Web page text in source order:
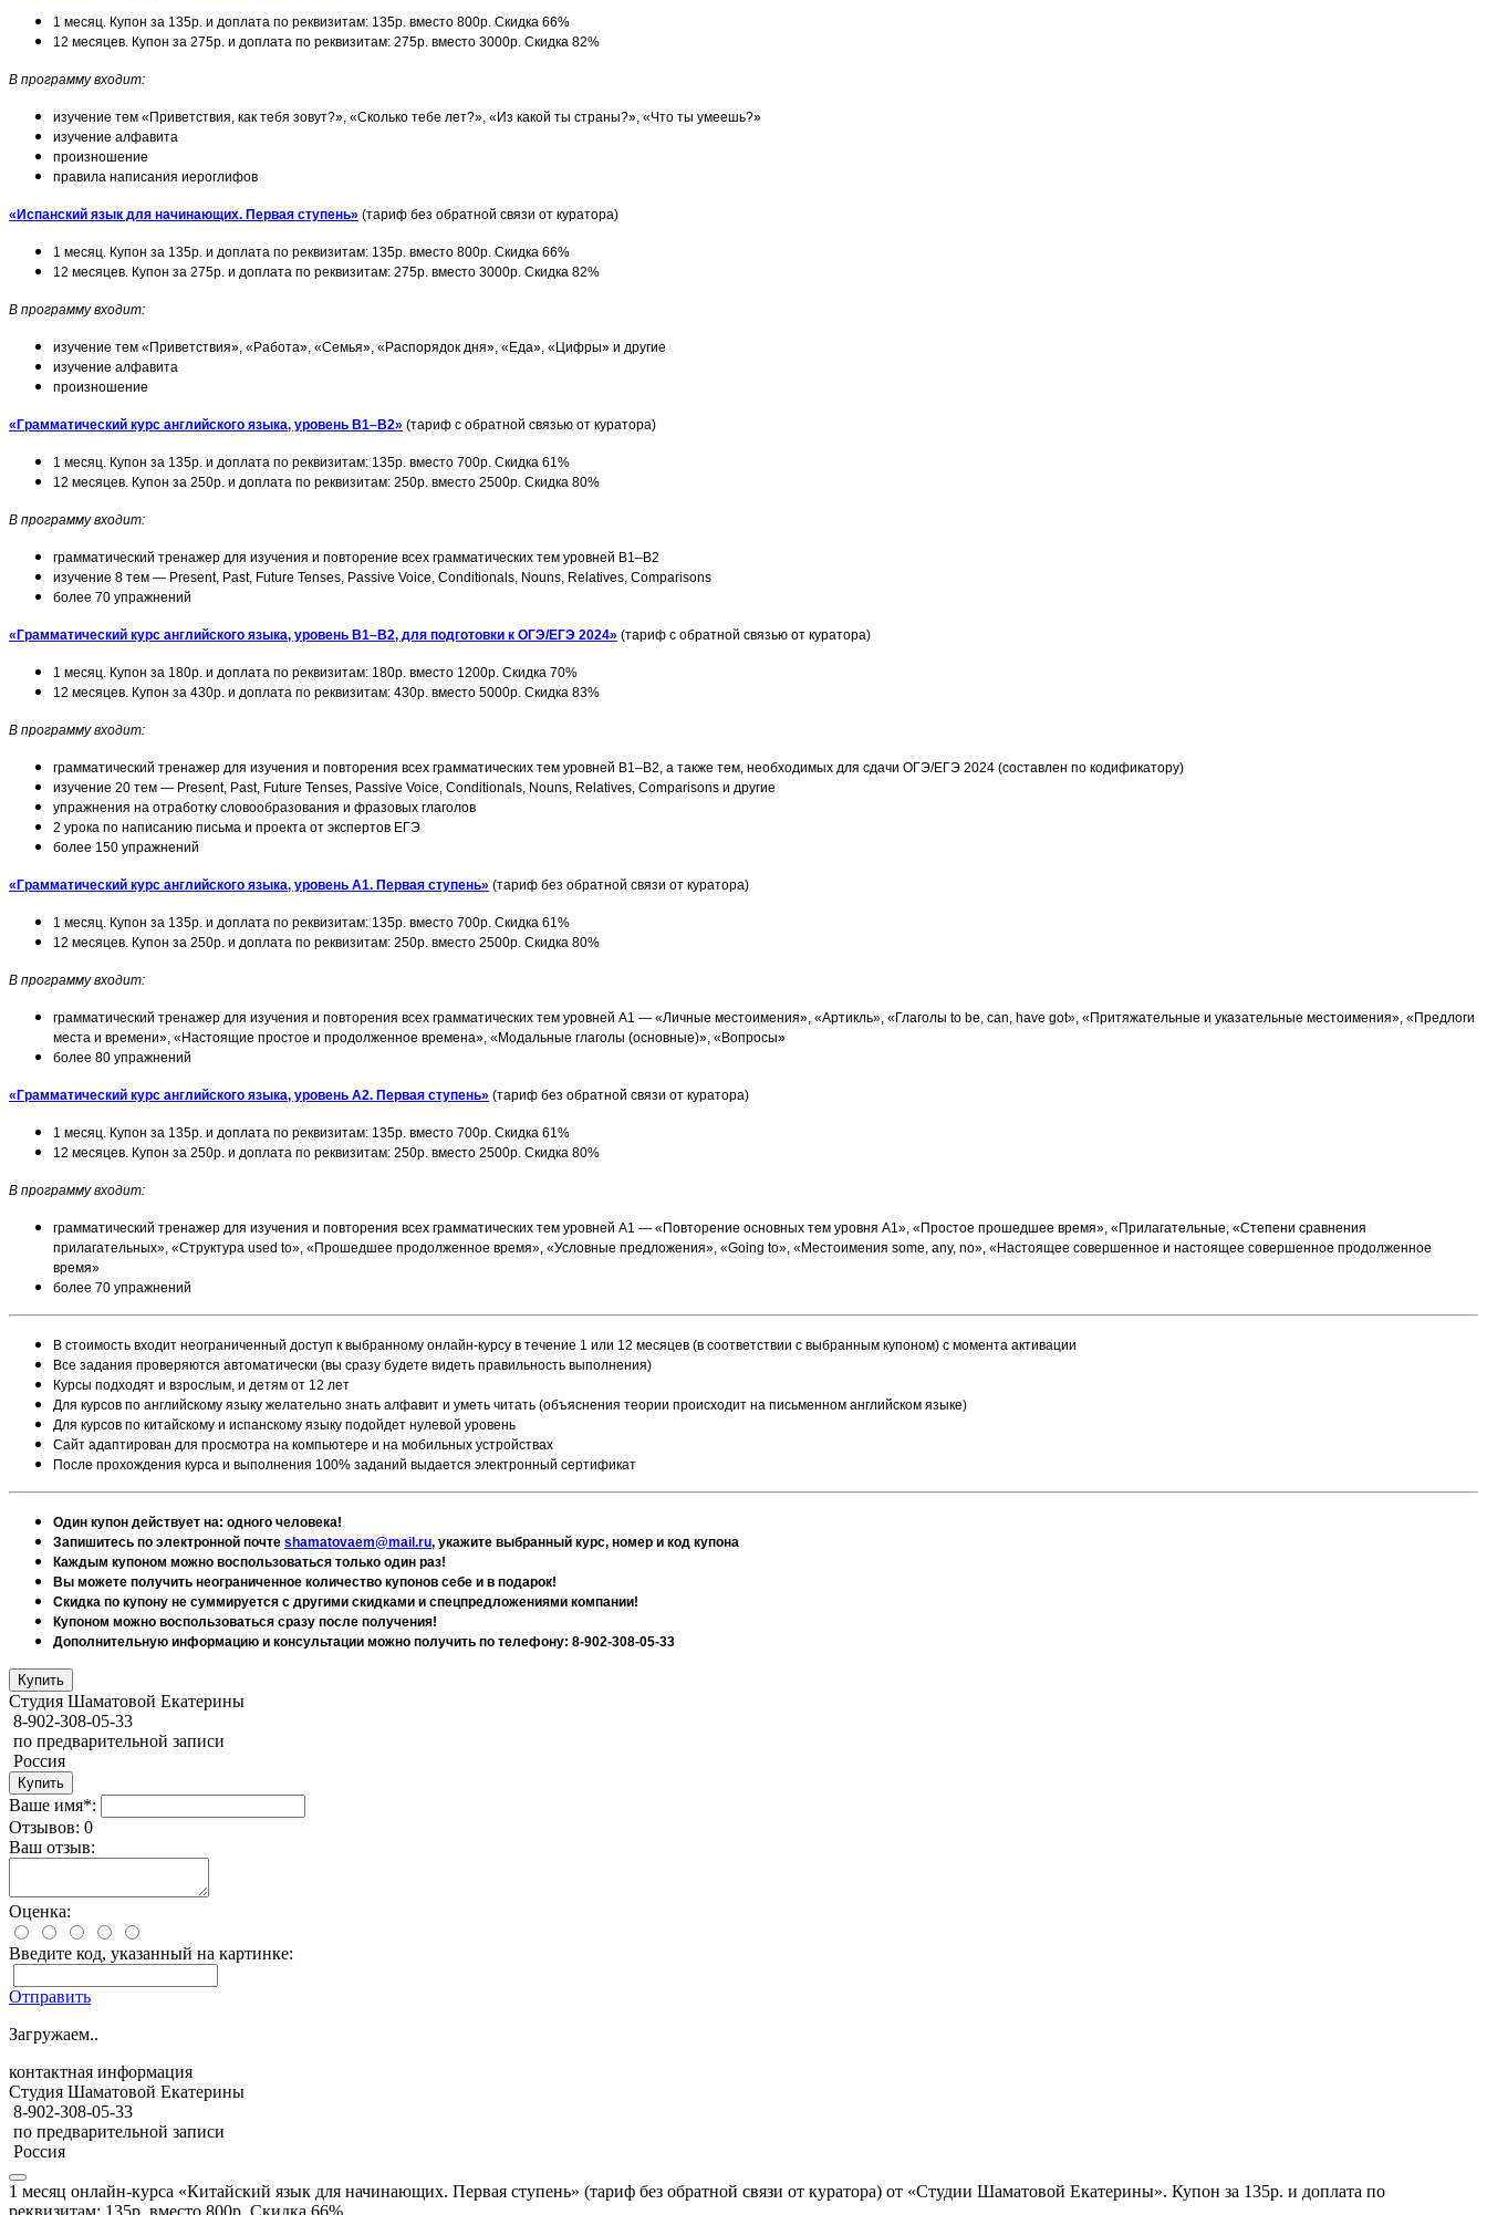
1 месяц. Купон за 135р. и доплата по реквизитам: 135р. вместо 800р. Скидка 66%
12 месяцев. Купон за 275р. и доплата по реквизитам: 275р. вместо 3000р. Скидка 82%
В программу входит:
изучение тем «Приветствия, как тебя зовут?», «Сколько тебе лет?», «Из какой ты страны?», «Что ты умеешь?»
изучение алфавита
произношение
правила написания иероглифов
«Испанский язык для начинающих. Первая ступень» (тариф без обратной связи от куратора)
1 месяц. Купон за 135р. и доплата по реквизитам: 135р. вместо 800р. Скидка 66%
12 месяцев. Купон за 275р. и доплата по реквизитам: 275р. вместо 3000р. Скидка 82%
В программу входит:
изучение тем «Приветствия», «Работа», «Семья», «Распорядок дня», «Еда», «Цифры» и другие
изучение алфавита
произношение
«Грамматический курс английского языка, уровень B1–B2» (тариф с обратной связью от куратора)
1 месяц. Купон за 135р. и доплата по реквизитам: 135р. вместо 700р. Скидка 61%
12 месяцев. Купон за 250р. и доплата по реквизитам: 250р. вместо 2500р. Скидка 80%
В программу входит:
грамматический тренажер для изучения и повторение всех грамматических тем уровней B1–B2
изучение 8 тем — Present, Past, Future Tenses, Passive Voice, Conditionals, Nouns, Relatives, Comparisons
более 70 упражнений
«Грамматический курс английского языка, уровень B1–B2, для подготовки к ОГЭ/ЕГЭ 2024» (тариф с обратной связью от куратора)
1 месяц. Купон за 180р. и доплата по реквизитам: 180р. вместо 1200р. Скидка 70%
12 месяцев. Купон за 430р. и доплата по реквизитам: 430р. вместо 5000р. Скидка 83%
В программу входит:
грамматический тренажер для изучения и повторения всех грамматических тем уровней B1–B2, а также тем, необходимых для сдачи ОГЭ/ЕГЭ 2024 (составлен по кодификатору)
изучение 20 тем — Present, Past, Future Tenses, Passive Voice, Conditionals, Nouns, Relatives, Comparisons и другие
упражнения на отработку словообразования и фразовых глаголов
2 урока по написанию письма и проекта от экспертов ЕГЭ
более 150 упражнений
«Грамматический курс английского языка, уровень А1. Первая ступень» (тариф без обратной связи от куратора)
1 месяц. Купон за 135р. и доплата по реквизитам: 135р. вместо 700р. Скидка 61%
12 месяцев. Купон за 250р. и доплата по реквизитам: 250р. вместо 2500р. Скидка 80%
В программу входит:
грамматический тренажер для изучения и повторения всех грамматических тем уровней А1 — «Личные местоимения», «Артикль», «Глаголы to be, can, have got», «Притяжательные и указательные местоимения», «Предлоги
места и времени», «Настоящие простое и продолженное времена», «Модальные глаголы (основные)», «Вопросы»
более 80 упражнений
«Грамматический курс английского языка, уровень А2. Первая ступень» (тариф без обратной связи от куратора)
1 месяц. Купон за 135р. и доплата по реквизитам: 135р. вместо 700р. Скидка 61%
12 месяцев. Купон за 250р. и доплата по реквизитам: 250р. вместо 2500р. Скидка 80%
В программу входит:
грамматический тренажер для изучения и повторения всех грамматических тем уровней А1 — «Повторение основных тем уровня А1», «Простое прошедшее время», «Прилагательные, «Степени сравнения
прилагательных», «Структура used to», «Прошедшее продолженное время», «Условные предложения», «Going to», «Местоимения some, any, no», «Настоящее совершенное и настоящее совершенное продолженное
время»
более 70 упражнений
В стоимость входит неограниченный доступ к выбранному онлайн-курсу в течение 1 или 12 месяцев (в соответствии с выбранным купоном) с момента активации
Все задания проверяются автоматически (вы сразу будете видеть правильность выполнения)
Курсы подходят и взрослым, и детям от 12 лет
Для курсов по английскому языку желательно знать алфавит и уметь читать (объяснения теории происходит на письменном английском языке)
Для курсов по китайскому и испанскому языку подойдет нулевой уровень
Сайт адаптирован для просмотра на компьютере и на мобильных устройствах
После прохождения курса и выполнения 100% заданий выдается электронный сертификат
Один купон действует на: одного человека!
Запишитесь по электронной почте shamatovaem@mail.ru, укажите выбранный курс, номер и код купона
Каждым купоном можно воспользоваться только один раз!
Вы можете получить неограниченное количество купонов себе и в подарок!
Скидка по купону не суммируется с другими скидками и спецпредложениями компании!
Купоном можно воспользоваться сразу после получения!
Дополнительную информацию и консультации можно получить по телефону: 8-902-308-05-33
Студия Шаматовой Екатерины
8-902-308-05-33
по предварительной записи
Россия
Ваше имя*:
Отзывов: 0
Ваш отзыв:
Оценка:
Введите код, указанный на картинке:
Отправить
Загружаем..
контактная информация
Студия Шаматовой Екатерины
8-902-308-05-33
по предварительной записи
Россия
1 месяц онлайн-курса «Китайский язык для начинающих. Первая ступень» (тариф без обратной связи от куратора) от «Студии Шаматовой Екатерины». Купон за 135р. и доплата по
реквизитам: 135р. вместо 800р. Скидка 66%